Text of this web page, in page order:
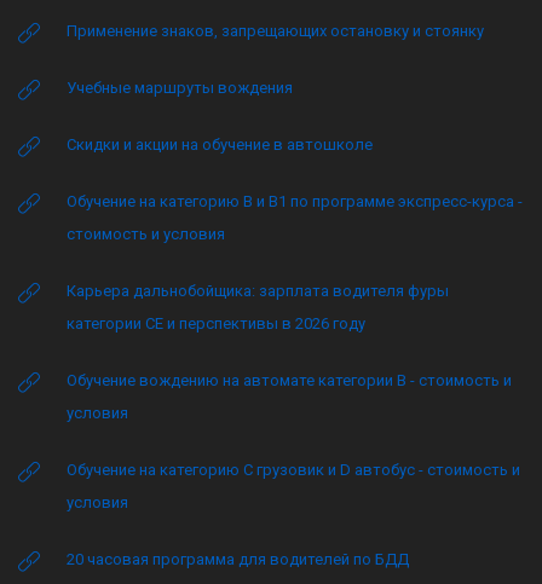
Применение знаков, запрещающих остановку и стоянку
Учебные маршруты вождения
Скидки и акции на обучение в автошколе
Обучение на категорию B и B1 по программе экспресс-курса -
стоимость и условия
Карьера дальнобойщика: зарплата водителя фуры
категории CE и перспективы в 2026 году
Обучение вождению на автомате категории B - стоимость и
условия
Обучение на категорию C грузовик и D автобус - стоимость и
условия
20 часовая программа для водителей по БДД